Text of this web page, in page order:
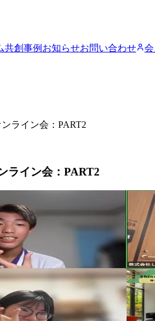
共創事例 お知らせお問い合わせ
会
ライン会：PART2
ライン会：PART2